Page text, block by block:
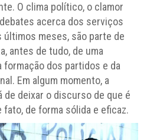
O clima político, o clamor
acerca dos serviços
meses, são parte de
antes de tudo, de uma
formação dos partidos e da
Em algum momento, a
deixar o discurso de que é
de forma sólida e eficaz.